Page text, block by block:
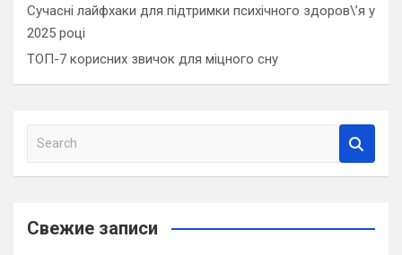
Сучасні лайфхаки для підтримки психічного здоров\’я у
2025 році
ТОП-7 корисних звичок для міцного сну
a
c
Свежие записи